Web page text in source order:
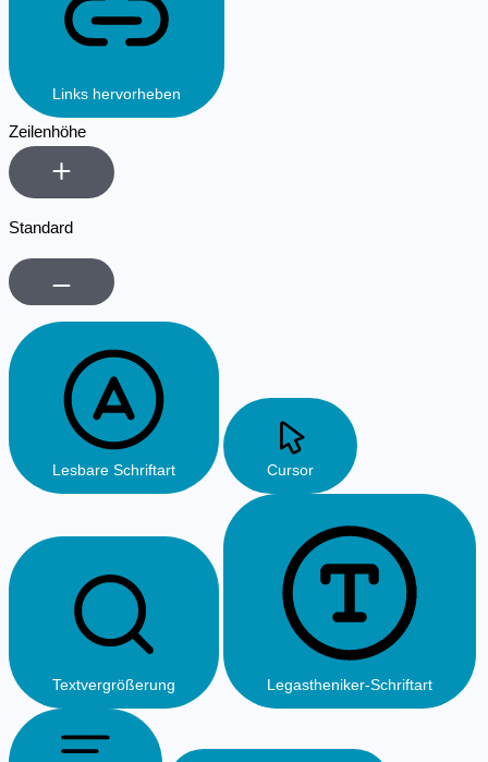
Links hervorheben
Zeilenhöhe
Standard
Lesbare Schriftart Cursor
Textvergrößerung Legastheniker-Schriftart